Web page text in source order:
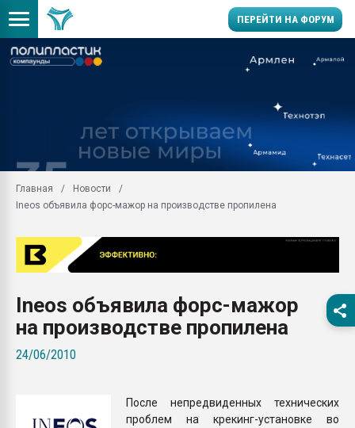
ПЕРЕЙТИ НА ФОРУМ
Вакуум-формовочные
ближайшее
Подмосковье, Москва
28.07.2026
бутылок
Материал поверхности
вакуумного
ПЕРЕЙТИ НА
Главная
Новости
Ineos объявила форс-мажор на производстве пропилена
Ineos объявила форс-мажор
на производстве пропилена
24/06/2010
После непредвиденных технических
проблем на крекинг-установке во